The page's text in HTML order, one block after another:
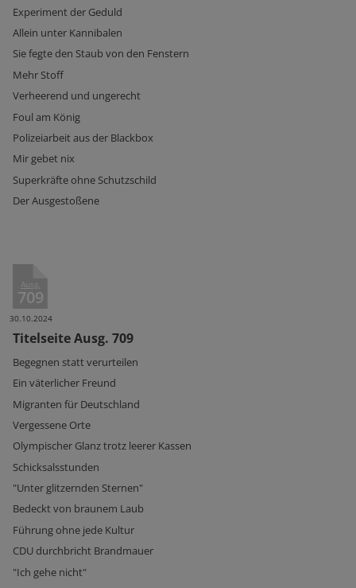
Experiment der Geduld
Allein unter Kannibalen
Sie fegte den Staub von den Fenstern
Mehr Stoff
Verheerend und ungerecht
Foul am König
Polizeiarbeit aus der Blackbox
Mir gebet nix
Superkräfte ohne Schutzschild
Der Ausgestoßene
Ausg.
709
30.10.2024
Titelseite Ausg. 709
Begegnen statt verurteilen
Ein väterlicher Freund
Migranten für Deutschland
Vergessene Orte
Olympischer Glanz trotz leerer Kassen
Schicksalsstunden
"Unter glitzernden Sternen"
Bedeckt von braunem Laub
Führung ohne jede Kultur
CDU durchbricht Brandmauer
"Ich gehe nicht"